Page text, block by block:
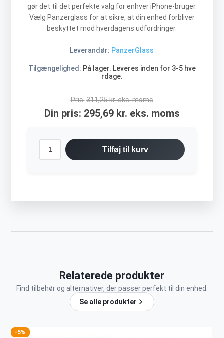
gør det til det perfekte valg for enhver iPhone-bruger.
Vælg Panzerglass for at sikre, at din enhed forbliver
beskyttet mod hverdagens udfordringer.
Leverandør: PanzerGlass
Tilgængelighed: På lager. Leveres inden for 3-5 hve
rdage.
Pris:311,25 kr. eks. moms
Din pris: 295,69 kr. eks. moms
Tilføj til kurv
Relaterede produkter
Find tilbehør og alternativer, der passer perfekt til din enhed.
Se alle produkter
-5%